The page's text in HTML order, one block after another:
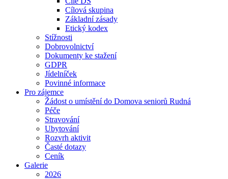
Cílová skupina
Základní zásady
Etický kodex
Stížnosti
Dobrovolnictví
Dokumenty ke stažení
GDPR
Jídelníček
Povinné informace
Pro zájemce
Žádost o umístění do Domova seniorů Rudná
Péče
Stravování
Ubytování
Rozvrh aktivit
Časté dotazy
Ceník
Galerie
2026